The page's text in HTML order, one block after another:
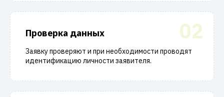
02
Проверка данных
Заявку проверяют и при необходимости проводят
идентификацию личности заявителя.